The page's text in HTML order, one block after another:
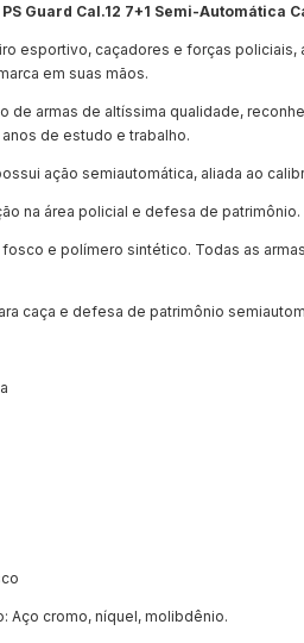
Guard Cal.12 7+1 Semi-Automática
esportivo, caçadores e forças
em suas mãos.
de armas de altíssima qualidade,
de estudo e trabalho.
ação semiautomática, aliada ao
na área policial e defesa de patrimônio.
e polímero sintético. Todas as
caça e defesa de patrimônio
Aço cromo, níquel, molibdênio.